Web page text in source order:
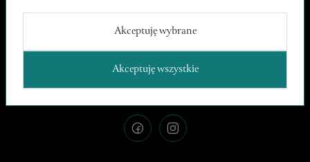
kontakt@apeironarte.pl
O nas
Polityka prywatności
Akceptuję wybrane
Akceptuję wszystkie